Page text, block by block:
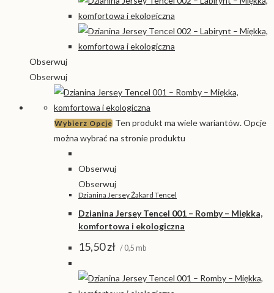
Obserwuj
Obserwuj
Wybierz Opcje Ten produkt ma wiele wariantów. Opcje
można wybrać na stronie produktu
Obserwuj
Obserwuj
Dzianina Jersey Żakard Tencel
Dzianina Jersey Tencel 001 – Romby – Miękka,
komfortowa i ekologiczna
15,50zł / 0,5 mb